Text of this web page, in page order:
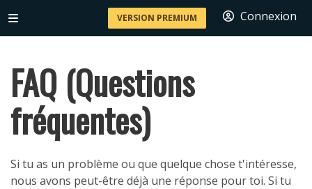
VERSION PREMIUM Connexion
FAQ (Questions
fréquentes)
Si tu as un problème ou que quelque chose t'intéresse,
nous avons peut-être déjà une réponse pour toi. Si tu